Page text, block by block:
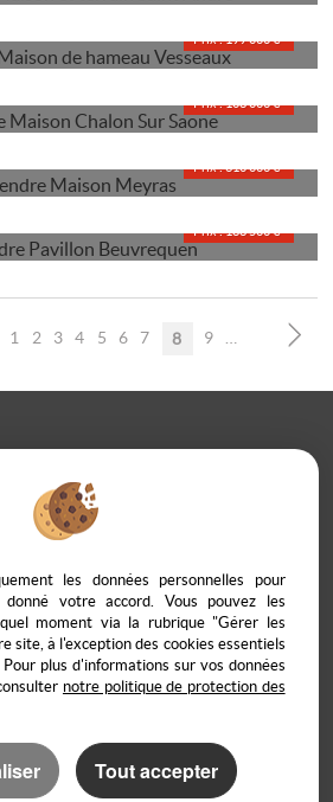
Prix : 199 000 €*
Prix : 108 000 €*
Prix : 310 000 €*
Prix : 188 500 €*
1 2 3 4 5 6 7 8 9
09 85 65 95 83
protection des données
Gérer les cookies
les données personnelles pour
donné votre accord. Vous pouvez les
moment via la rubrique "Gérer les
site, à l'exception des cookies essentiels
plus d'informations sur vos données
notre politique de protection des
Tout accepter